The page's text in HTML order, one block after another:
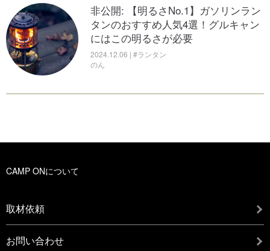
非公開: 【明るさNo.1】ガソリンラン
タンのおすすめ人気4選！グルキャン
にはこの明るさが必要
2024.12.06 | #ランタン
のん
CAMP ONについて
取材依頼
お問い合わせ